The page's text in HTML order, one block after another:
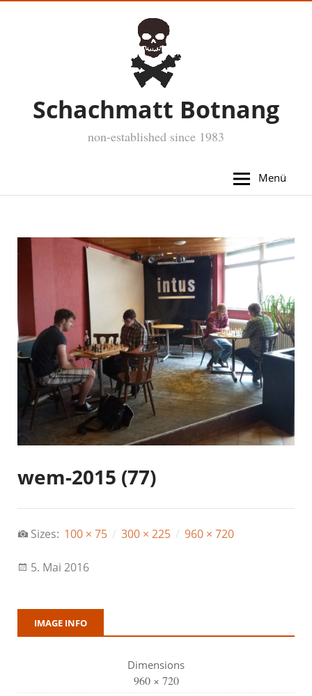
Schachmatt Botnang
non-established since 1983
Menü
wem-2015 (77)
Sizes: 100 × 75 / 300 × 225 / 960 × 720
5. Mai 2016
IMAGE INFO
Dimensions
960 × 720